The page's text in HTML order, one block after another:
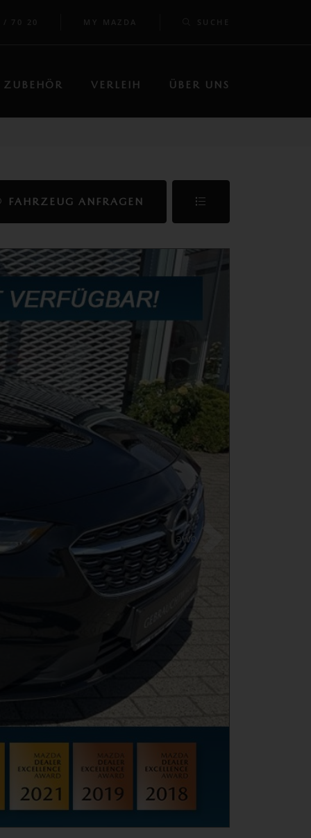
70 20 MY MAZDA SUCHE
ZUBEHÖR VERLEIH ÜBER UNS
FAHRZEUG ANFRAGEN
awo